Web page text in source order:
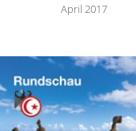
April 2017